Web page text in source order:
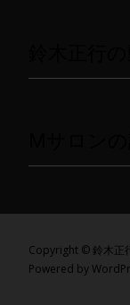
Copyright © 鈴木正
Powered by